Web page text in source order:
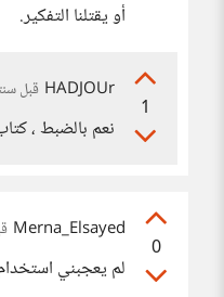
أو يقتلنا التفكير.
1
HADJOUr قبل
نعم بالضبط ،
0
Merna_Elsayed
لم يعجبني